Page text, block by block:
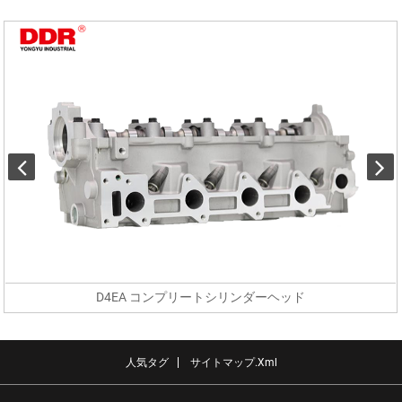
D4EA コンプリートシリンダーヘッド
人気タグ サイトマップ.xml